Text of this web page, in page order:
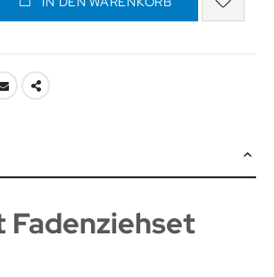
Fadenziehset